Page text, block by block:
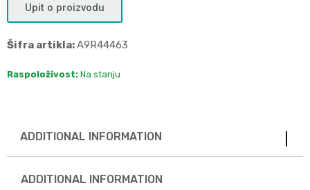
Upit o proizvodu
Šifra artikla:A9R44463
Raspoloživost: Na stanju
ADDITIONAL INFORMATION
ADDITIONAL INFORMATION